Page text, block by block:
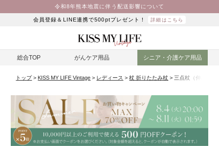
令和8年熊本地震に伴う配送影響について
会員登録＆LINE連携で500ptプレゼント！ 詳細はこちら
総合TOP がんケア用品 シニア・介護ケア用品
トップ KISS MY LIFE Vintage レディース 杖 折りたたみ杖 三点杖（伸縮・自